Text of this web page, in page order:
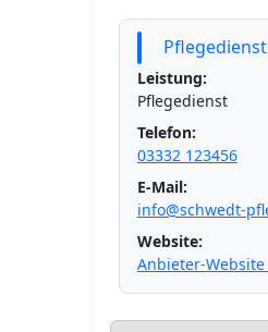
Leistung:
Pflegedienst
Telefon:
03332 123456
E-Mail:
info@schwedt-
Website:
Anbieter-